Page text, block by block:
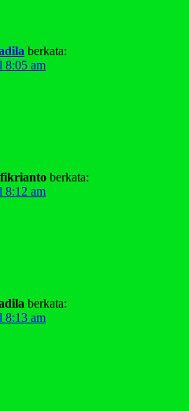
berkata:
8:05 am
berkata:
8:12 am
berkata:
8:13 am